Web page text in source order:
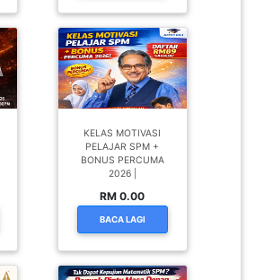
KELAS MOTIVASI
PELAJAR SPM +
BONUS PERCUMA
2026 |
RM 0.00
BACA LAGI